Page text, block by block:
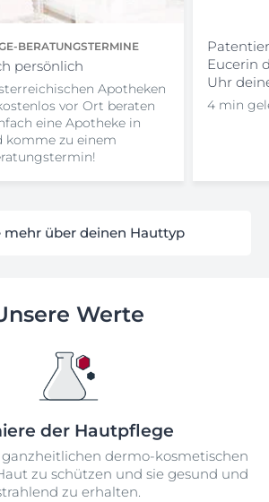
BERATUNGSTERMINE
persönlich
Apotheken
vor Ort beraten
eine Apotheke in
komme zu einem
Eucerin
Uhr
4 min
mehr über deinen Hauttyp
Werte
der Hautpflege
dermo-kosmetischen
zu schützen und sie gesund und
zu erhalten.